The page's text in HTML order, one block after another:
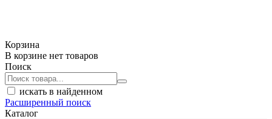
Корзина
В корзине нет товаров
Поиск
искать в найденном
Расширенный поиск
Каталог